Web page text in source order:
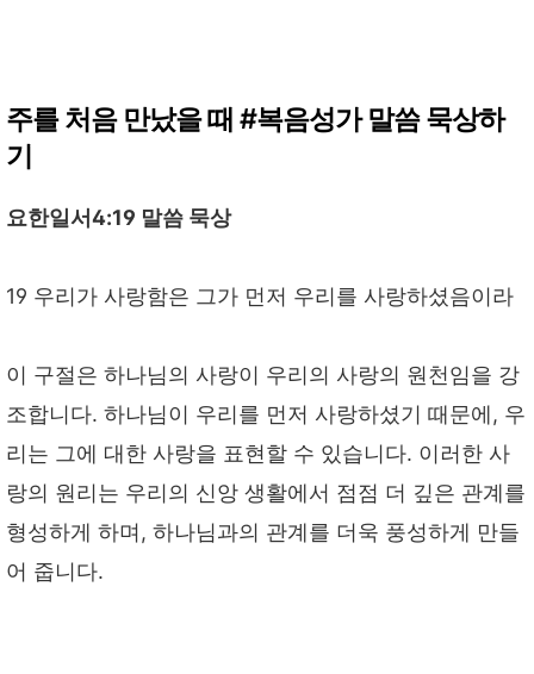
주를 처음 만났을 때 #복음성가 말씀 묵상하
기
요한일서4:19 말씀 묵상
19 우리가 사랑함은 그가 먼저 우리를 사랑하셨음이라
이 구절은 하나님의 사랑이 우리의 사랑의 원천임을 강
조합니다. 하나님이 우리를 먼저 사랑하셨기 때문에, 우
리는 그에 대한 사랑을 표현할 수 있습니다. 이러한 사
랑의 원리는 우리의 신앙 생활에서 점점 더 깊은 관계를
형성하게 하며, 하나님과의 관계를 더욱 풍성하게 만들
어 줍니다.